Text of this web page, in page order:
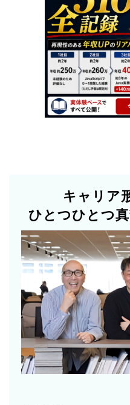
キャリア
ひとつひとつ